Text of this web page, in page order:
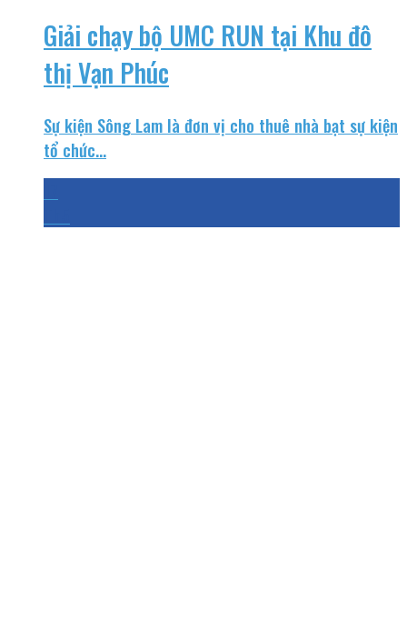
Giải chạy bộ UMC RUN tại Khu đô
thị Vạn Phúc
Sự kiện Sông Lam là đơn vị cho thuê nhà bạt sự kiện
tổ chức...